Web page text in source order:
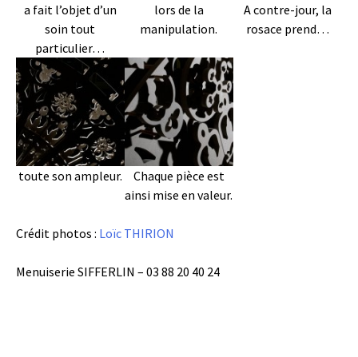
a fait l’objet d’un
soin tout
particulier…
lors de la
manipulation.
A contre-jour, la
rosace prend…
toute son ampleur.
Chaque pièce est
ainsi mise en valeur.
Crédit photos : Loïc THIRION
Menuiserie SIFFERLIN – 03 88 20 40 24